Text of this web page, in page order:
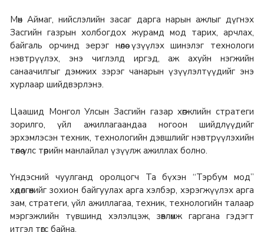
Мөн Аймаг, нийслэлийн засаг дарга нарын ажлыг дүгнэх
Засгийн газрын холбогдох журамд мод тарих, арчлах,
байгаль орчинд эерэг нөлөө үзүүлэх шинэлэг технологи
нэвтрүүлэх, энэ чиглэлд иргэд, аж ахуйн нэгжийн
санаачилгыг дэмжих зэрэг чанарын үзүүлэлтүүдийг энэ
хурлаар шийдвэрлэнэ.
Цаашид Монгол Улсын Засгийн газар хөгжлийн стратеги
зорилго, үйл ажиллагаандаа ногоон шийдлүүдийг
эрхэмлэсэн техник, технологийн дэвшлийг нэвтрүүлэхийн
төлөө улс төрийн манлайлал үзүүлж ажиллах болно.
Үндэсний чуулганд оролцогч Та бүхэн “Тэрбум мод”
хөдөлгөөнийг зохион байгуулах арга хэлбэр, хэрэгжүүлэх арга
зам, стратеги, үйл ажиллагаа, техник, технологийн талаар
мэргэжлийн түвшинд хэлэлцэж, зөвлөмж гаргана гэдэгт
итгэл төгс байна.